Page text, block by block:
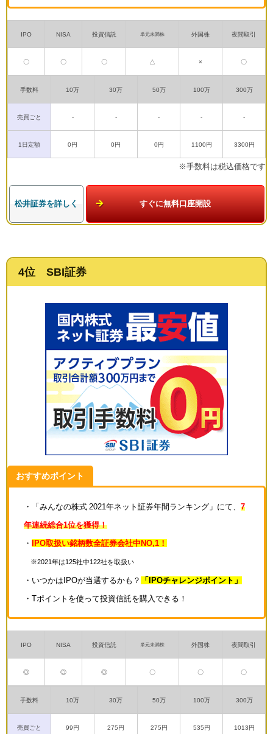
IPO NISA 投資信託 単元未満株 外国株 夜間取引
〇 〇 〇 △ × 〇
手数料 10万 30万 50万 100万 300万
売買ごと - - - - -
1日定額 0円 0円 0円 1100円 3300円
※手数料は税込価格です
松井証券を詳しく すぐに無料口座開設
4位 SBI証券
おすすめポイント
・「みんなの株式 2021年ネット証券年間ランキング」にて、 7
年連続総合1位を獲得！
・ IPO取扱い銘柄数全証券会社中NO,1！
※2021年は125社中122社を取扱い
・いつかはIPOが当選するかも？ 「IPOチャレンジポイント」
・Tポイントを使って投資信託を購入できる！
IPO NISA 投資信託 単元未満株 外国株 夜間取引
◎ ◎ ◎ 〇 〇 〇
手数料 10万 30万 50万 100万 300万
売買ごと 99円 275円 275円 535円 1013円